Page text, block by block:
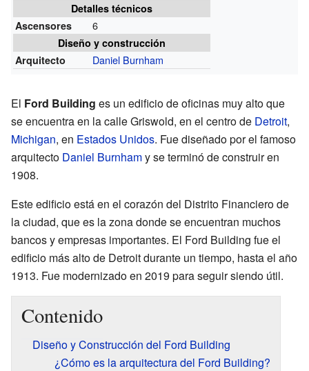
Detalles técnicos
Ascensores
6
Diseño y construcción
Arquitecto
Daniel Burnham
El Ford Building es un edificio de oficinas muy alto que
se encuentra en la calle Griswold, en el centro de Detroit,
Michigan, en Estados Unidos. Fue diseñado por el famoso
arquitecto Daniel Burnhamy se terminó de construir en
1908.
Este edificio está en el corazón del Distrito Financiero de
la ciudad, que es la zona donde se encuentran muchos
bancos y empresas importantes. El Ford Building fue el
edificio más alto de Detroit durante un tiempo, hasta el año
1913. Fue modernizado en 2019 para seguir siendo útil.
Contenido
Diseño y Construcción del Ford Building
¿Cómo es la arquitectura del Ford Building?